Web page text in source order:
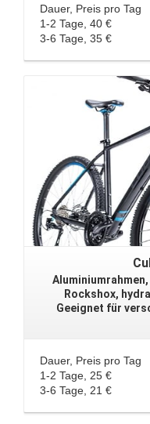
Dauer, Preis pro Tag
1-2 Tage, 40 €
3-6 Tage, 35 €
Rockshox,
Geeignet für
Dauer, Preis pro Tag
1-2 Tage, 25 €
3-6 Tage, 21 €